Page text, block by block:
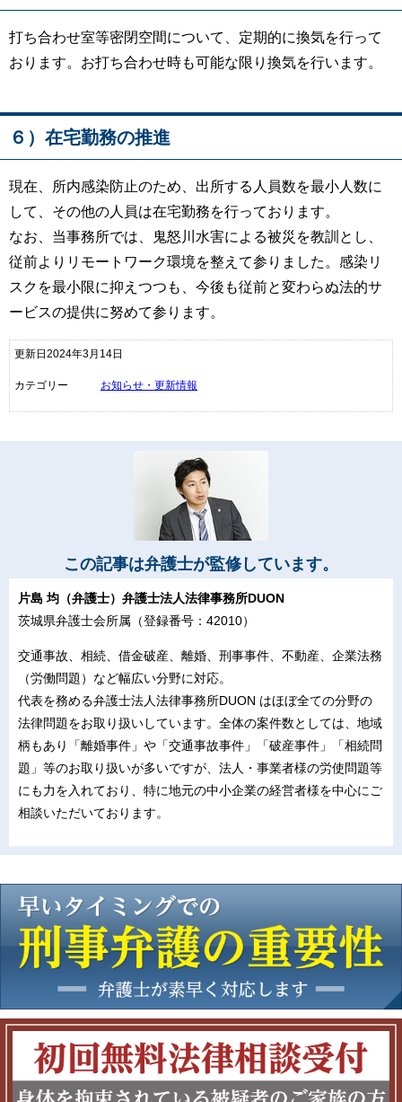
打ち合わせ室等密閉空間について、定期的に換気を行って
おります。お打ち合わせ時も可能な限り換気を行います。
６）在宅勤務の推進
現在、所内感染防止のため、出所する人員数を最小人数に
して、その他の人員は在宅勤務を行っております。
なお、当事務所では、鬼怒川水害による被災を教訓とし、
従前よりリモートワーク環境を整えて参りました。感染リ
スクを最小限に抑えつつも、今後も従前と変わらぬ法的サ
ービスの提供に努めて参ります。
更新日2024年3月14日
カテゴリー お知らせ・更新情報
この記事は弁護士が監修しています。
片島 均（弁護士）弁護士法人法律事務所DUON
茨城県弁護士会所属（登録番号：42010）
交通事故、相続、借金破産、離婚、刑事事件、不動産、企業法務
（労働問題）など幅広い分野に対応。
代表を務める弁護士法人法律事務所DUON はほぼ全ての分野の
法律問題をお取り扱いしています。全体の案件数としては、地域
柄もあり「離婚事件」や「交通事故事件」「破産事件」「相続問
題」等のお取り扱いが多いですが、法人・事業者様の労使問題等
にも力を入れており、特に地元の中小企業の経営者様を中心にご
相談いただいております。